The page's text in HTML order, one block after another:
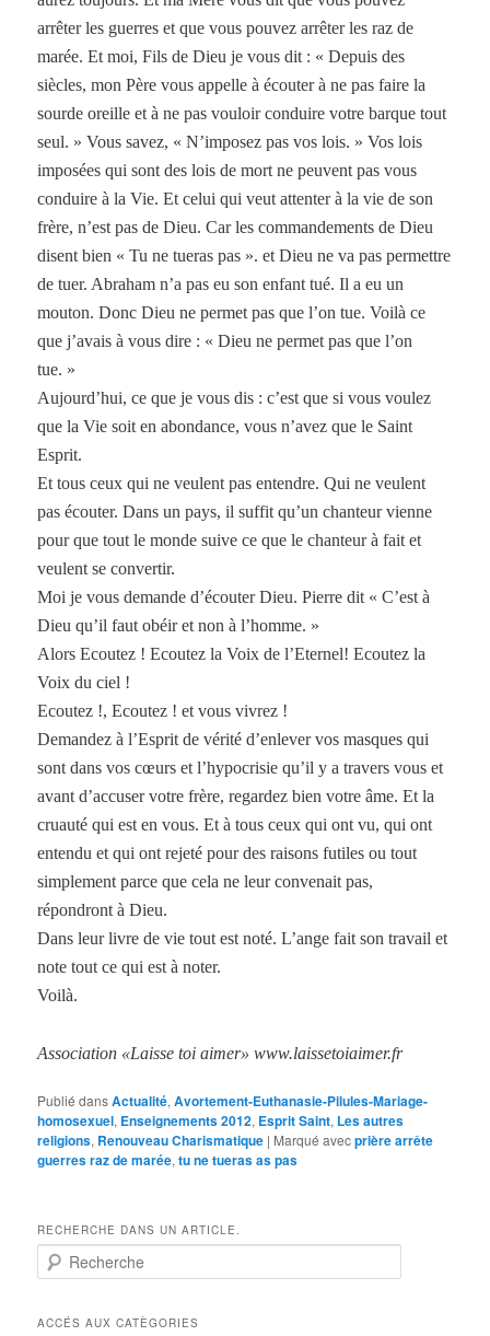
arrêter les guerres et que vous pouvez arrêter les raz de
marée. Et moi, Fils de Dieu je vous dit : « Depuis des
siècles, mon Père vous appelle à écouter à ne pas faire la
sourde oreille et à ne pas vouloir conduire votre barque tout
seul. » Vous savez, « N’imposez pas vos lois. » Vos lois
imposées qui sont des lois de mort ne peuvent pas vous
conduire à la Vie. Et celui qui veut attenter à la vie de son
frère, n’est pas de Dieu. Car les commandements de Dieu
disent bien « Tu ne tueras pas ». et Dieu ne va pas permettre
de tuer. Abraham n’a pas eu son enfant tué. Il a eu un
mouton. Donc Dieu ne permet pas que l’on tue. Voilà ce
que j’avais à vous dire : « Dieu ne permet pas que l’on
tue. »
Aujourd’hui, ce que je vous dis : c’est que si vous voulez
que la Vie soit en abondance, vous n’avez que le Saint
Esprit.
Et tous ceux qui ne veulent pas entendre. Qui ne veulent
pas écouter. Dans un pays, il suffit qu’un chanteur vienne
pour que tout le monde suive ce que le chanteur à fait et
veulent se convertir.
Moi je vous demande d’écouter Dieu. Pierre dit « C’est à
Dieu qu’il faut obéir et non à l’homme. »
Alors Ecoutez ! Ecoutez la Voix de l’Eternel! Ecoutez la
Voix du ciel !
Ecoutez !, Ecoutez ! et vous vivrez !
Demandez à l’Esprit de vérité d’enlever vos masques qui
sont dans vos cœurs et l’hypocrisie qu’il y a travers vous et
avant d’accuser votre frère, regardez bien votre âme. Et la
cruauté qui est en vous. Et à tous ceux qui ont vu, qui ont
entendu et qui ont rejeté pour des raisons futiles ou tout
simplement parce que cela ne leur convenait pas,
répondront à Dieu.
Dans leur livre de vie tout est noté. L’ange fait son travail et
note tout ce qui est à noter.
Voilà.
Association «Laisse toi aimer» www.laissetoiaimer.fr
Publié dansActualité,Avortement-Euthanasie-Pilules-Mariage-
homosexuel, Enseignements 2012, Esprit Saint, Les autres
religions, Renouveau Charismatique | Marqué avecprière arrête
guerres raz de marée,tu ne tueras as pas
RECHERCHE DANS UN ARTICLE.
e
h
ACCÉS AUX CATÈGORIES